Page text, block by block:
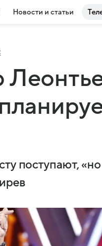
Новости и статьи
поступают,